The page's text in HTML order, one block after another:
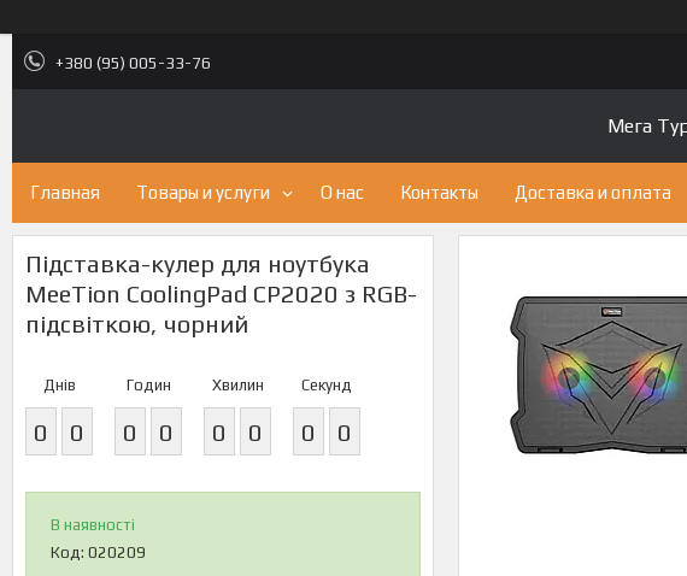
+380 (95) 005-33-76
Мега
Главная Товары и услуги О нас Контакты Доставка и оплата
Підставка-кулер для ноутбука
MeeTion CoolingPad CP2020 з RGB-
підсвіткою, чорний
Днів
0 0
Годин
0 0
Хвилин
0 0
Секунд
0 0
В наявності
Код: 020209